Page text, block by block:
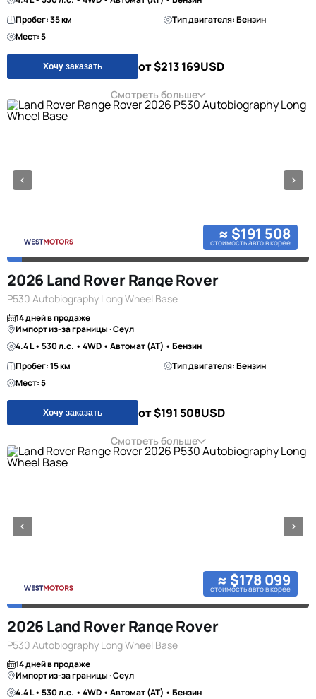
Пробег: 35 км
Тип двигателя: Бензин
Мест: 5
Хочу заказать от $213 169USD
Смотреть больше
≈ $191 508
стоимость авто в корее
2026 Land Rover Range Rover
P530 Autobiography Long Wheel Base
14 дней в продаже
Импорт из-за границы · Сеул
4.4 L • 530 л.с. • 4WD • Автомат (AT) • Бензин
Пробег: 15 км
Тип двигателя: Бензин
Мест: 5
Хочу заказать от $191 508USD
Смотреть больше
≈ $178 099
стоимость авто в корее
2026 Land Rover Range Rover
P530 Autobiography Long Wheel Base
14 дней в продаже
Импорт из-за границы · Сеул
4.4 L • 530 л.с. • 4WD • Автомат (AT) • Бензин